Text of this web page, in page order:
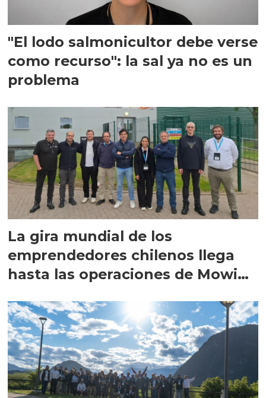
"El lodo salmonicultor debe verse
como recurso": la sal ya no es un
problema
La gira mundial de los
emprendedores chilenos llega
hasta las operaciones de Mowi